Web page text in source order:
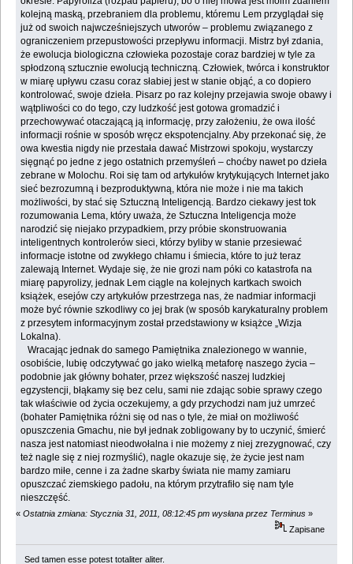
kolejną maską, przebraniem dla problemu, któremu Lem przyglądał się
już od swoich najwcześniejszych utworów – problemu związanego z
ograniczeniem przepustowości przepływu informacji. Mistrz był zdania,
że ewolucja biologiczna człowieka pozostaje coraz bardziej w tyle za
spłodzoną sztucznie ewolucją techniczną. Człowiek, twórca i konstruktor
w miarę upływu czasu coraz słabiej jest w stanie objąć, a co dopiero
kontrolować, swoje dzieła. Pisarz po raz kolejny przejawia swoje obawy i
wątpliwości co do tego, czy ludzkość jest gotowa gromadzić i
przechowywać otaczającą ją informację, przy założeniu, że owa ilość
informacji rośnie w sposób wręcz ekspotencjalny. Aby przekonać się, że
owa kwestia nigdy nie przestała dawać Mistrzowi spokoju, wystarczy
sięgnąć po jedne z jego ostatnich przemyśleń – choćby nawet po dzieła
zebrane w Molochu. Roi się tam od artykułów krytykujących Internet jako
sieć bezrozumną i bezproduktywną, która nie może i nie ma takich
możliwości, by stać się Sztuczną Inteligencją. Bardzo ciekawy jest tok
rozumowania Lema, który uważa, że Sztuczna Inteligencja może
narodzić się niejako przypadkiem, przy próbie skonstruowania
inteligentnych kontrolerów sieci, którzy byliby w stanie przesiewać
informacje istotne od zwykłego chłamu i śmiecia, które to już teraz
zalewają Internet. Wydaje się, że nie grozi nam póki co katastrofa na
miarę papyrolizy, jednak Lem ciągle na kolejnych kartkach swoich
książek, esejów czy artykułów przestrzega nas, że nadmiar informacji
może być równie szkodliwy co jej brak (w sposób karykaturalny problem
z przesytem informacyjnym został przedstawiony w książce „Wizja
Lokalna).
Wracając jednak do samego Pamiętnika znalezionego w wannie,
osobiście, lubię odczytywać go jako wielką metaforę naszego życia –
podobnie jak główny bohater, przez większość naszej ludzkiej
egzystencji, błąkamy się bez celu, sami nie zdając sobie sprawy czego
tak właściwie od życia oczekujemy, a gdy przychodzi nam już umrzeć
(bohater Pamiętnika różni się od nas o tyle, że miał on możliwość
opuszczenia Gmachu, nie był jednak zobligowany by to uczynić, śmierć
nasza jest natomiast nieodwołalna i nie możemy z niej zrezygnować, czy
też nagle się z niej rozmyślić), nagle okazuje się, że życie jest nam
bardzo miłe, cenne i za żadne skarby świata nie mamy zamiaru
opuszczać ziemskiego padołu, na którym przytrafiło się nam tyle
nieszczęść.
« Ostatnia zmiana: Stycznia 31, 2011, 08:12:45 pm wysłana przez Terminus »
Zapisane
Sed tamen esse potest totaliter aliter.